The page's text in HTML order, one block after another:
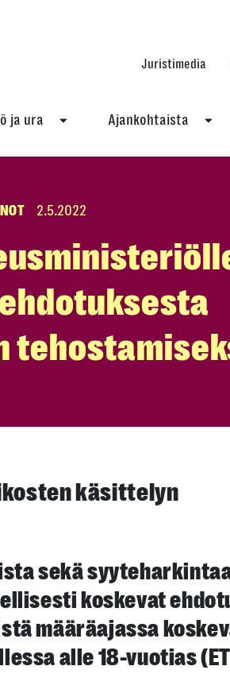
Juristimedia
ja ura Ajankohtaista
2.5.2022
käsittelyn
sekä
koskevat
määräajassa
alle 18-vuotias